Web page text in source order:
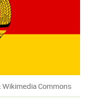
Commons